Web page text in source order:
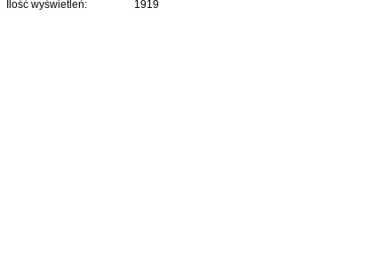
Ilość wyświetleń:
1919